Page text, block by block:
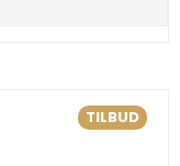
TILBUD